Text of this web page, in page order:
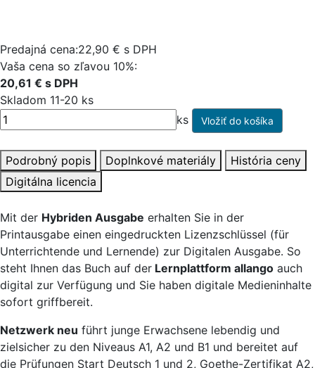
Predajná cena:22,90 € s DPH
Vaša cena so zľavou 10%:
20,61 € s DPH
Skladom 11-20 ks
ks
Podrobný popis Doplnkové materiály
História ceny
Digitálna licencia
Mit der Hybriden Ausgabe erhalten Sie in der
Printausgabe einen eingedruckten Lizenzschlüssel (für
Unterrichtende und Lernende) zur Digitalen Ausgabe. So
steht Ihnen das Buch auf der Lernplattform allango auch
digital zur Verfügung und Sie haben digitale Medieninhalte
sofort griffbereit.
Netzwerk neu führt junge Erwachsene lebendig und
zielsicher zu den Niveaus A1, A2 und B1 und bereitet auf
die Prüfungen Start Deutsch 1 und 2, Goethe-Zertifikat A2,